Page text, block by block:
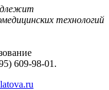
технологий
609-98-01.